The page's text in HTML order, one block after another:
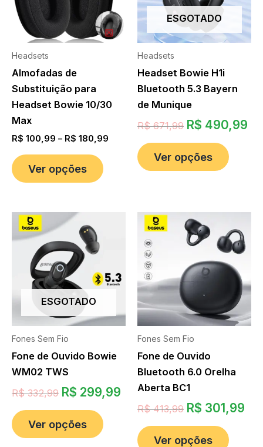
Headsets
Almofadas de
Substituição para
Headset Bowie 10/30
Max
R$ 100,99 – R$ 180,99
Ver opções
ESGOTADO
Headsets
Headset Bowie H1i
Bluetooth 5.3 Bayern
de Munique
R$671,99 R$ 490,99
Ver opções
ESGOTADO
Fones Sem Fio
Fone de Ouvido Bowie
WM02 TWS
R$332,99 R$ 299,99
Ver opções
Fones Sem Fio
Fone de Ouvido
Bluetooth 6.0 Orelha
Aberta BC1
R$413,99 R$ 301,99
Ver opções